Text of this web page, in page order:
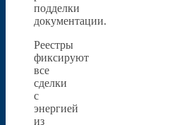
подделки
документации.
Реестры
фиксируют
все
сделки
с
энергией
из